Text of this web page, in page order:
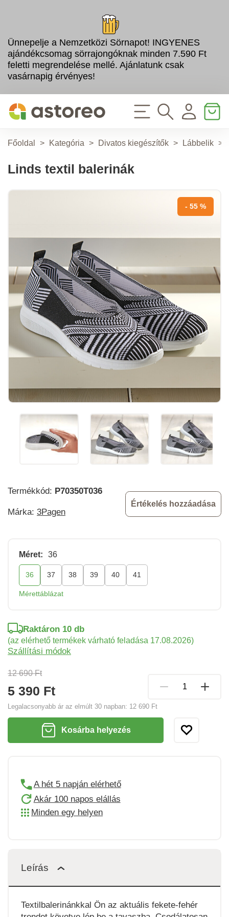
Ünnepelje a Nemzetközi Sörnapot! INGYENES
ajándékcsomag sörrajongóknak minden 7.590 Ft
feletti megrendelése mellé. Ajánlatunk csak
vasárnapig érvényes!
Főoldal > Kategória > Divatos kiegészítők > Lábbelik >
Linds textil balerinák
- 55 %
Termékkód: P70350T036
Márka: 3Pagen
Értékelés hozzáadása
Méret: 36
36 37 38 39 40 41
Mérettáblázat
12 690 Ft
5 390 Ft
Legalacsonyabb ár az elmúlt 30 napban: 12 690 Ft
Raktáron 10 db
(az elérhető termékek várható feladása 17.08.2026)
Szállítási módok
Kosárba helyezés
A hét 5 napján elérhető
Akár 100 napos elállás
Minden egy helyen
Leírás
Textilbalerinánkkal Ön az aktuális fekete-fehér